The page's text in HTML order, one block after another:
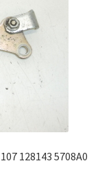
128143 5708A0